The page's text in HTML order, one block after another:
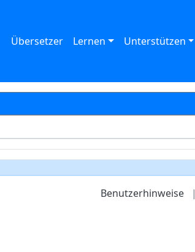
Übersetzer Lernen Unterstützen
Benutzerhinweise |